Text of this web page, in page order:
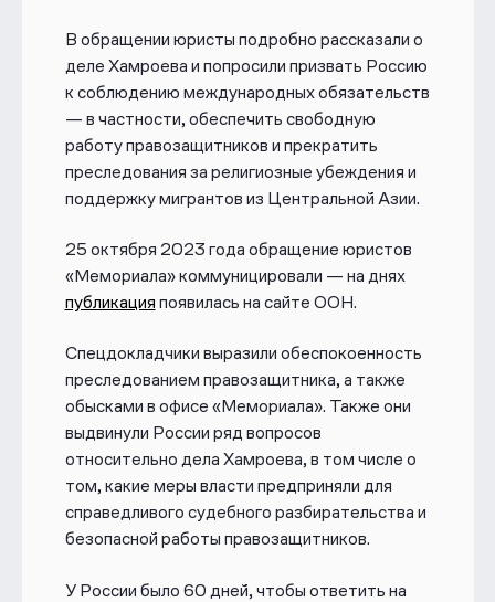
В обращении юристы подробно рассказали о
деле Хамроева и попросили призвать Россию
к соблюдению международных обязательств
— в частности, обеспечить свободную
работу правозащитников и прекратить
преследования за религиозные убеждения и
поддержку мигрантов из Центральной Азии.
25 октября 2023 года обращение юристов
«Мемориала» коммуницировали — на днях
публикация появилась на сайте ООН.
Спецдокладчики выразили обеспокоенность
преследованием правозащитника, а также
обысками в офисе «Мемориала». Также они
выдвинули России ряд вопросов
относительно дела Хамроева, в том числе о
том, какие меры власти предприняли для
справедливого судебного разбирательства и
безопасной работы правозащитников.
У России было 60 дней, чтобы ответить на